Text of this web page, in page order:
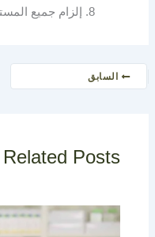
إلزام جميع
السابق
Related Posts